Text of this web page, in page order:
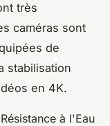
très
caméras sont
de
stabilisation
en 4K.
à l'Eau